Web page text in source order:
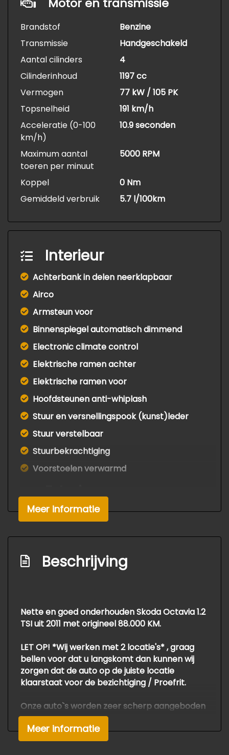
Motor en transmissie
Brandstof
Benzine
Transmissie
Handgeschakeld
Aantal cilinders
4
Cilinderinhoud
1197 cc
Vermogen
77 kW / 105 PK
Topsnelheid
191 km/h
Acceleratie (0-100
km/h)
10.9 seconden
Maximum aantal
toeren per minuut
5000 RPM
Koppel
0 Nm
Gemiddeld verbruik
5.7 l/100km
Interieur
Achterbank in delen neerklapbaar
Airco
Armsteun voor
Binnenspiegel automatisch dimmend
Electronic climate control
Elektrische ramen achter
Elektrische ramen voor
Hoofdsteunen anti-whiplash
Stuur en versnellingspook (kunst)leder
Stuur verstelbaar
Stuurbekrachtiging
Voorstoelen verwarmd
Exterieur
Afst. bed. voor centr. deurvergr
verwarmbaar
Glazen schuifdak
Lichtmetalen velgen 15"
Mistlampen voor
Parkeersensor achter
Overige
Anti blokkeer systeem
Anti doorslip regeling
Bestuurdersairbag
Meer informatie
Beschrijving
Nette en goed onderhouden Skoda Octavia 1.2
TSI uit 2011 met origineel 88.000 KM.
LET OP! *Wij werken met 2 locatie's* , graag
bellen voor dat u langskomt dan kunnen wij
zorgen dat de auto op de juiste locatie
klaarstaat voor de bezichtiging / Proefrit.
Onze auto`s worden zeer scherp aangeboden
als *meeneemprijs*
Voor APK, Grote Beurt , en Garantie
berekenen wij een meerprijs van €795.-
Meer informatie